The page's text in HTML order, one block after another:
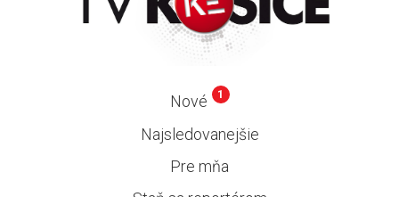
Nové 1
Najsledovanejšie
Pre mňa